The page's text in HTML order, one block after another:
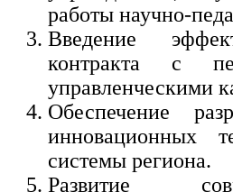
работы научно-
Введение
контракта с
управленческими
Обеспечение
инновационных
системы региона.
Развитие